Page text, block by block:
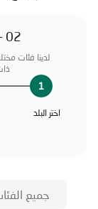
02 - اختر مشروعًا مشابهًا موجودًا
لدينا فئات
1
اختر البلد